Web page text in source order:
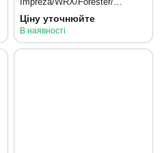
Legacy/XV/BRZ 2000+,
передній (DBA4650S)
Ціну уточнюйте
В наявності